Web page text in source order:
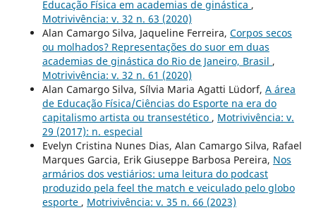
Educação Física em academias de ginástica ,
Motrivivência: v. 32 n. 63 (2020)
Alan Camargo Silva, Jaqueline Ferreira, Corpos secos
ou molhados? Representações do suor em duas
academias de ginástica do Rio de Janeiro, Brasil ,
Motrivivência: v. 32 n. 61 (2020)
Alan Camargo Silva, Sílvia Maria Agatti Lüdorf, A área
de Educação Física/Ciências do Esporte na era do
capitalismo artista ou transestético , Motrivivência: v.
29 (2017): n. especial
Evelyn Cristina Nunes Dias, Alan Camargo Silva, Rafael
Marques Garcia, Erik Giuseppe Barbosa Pereira, Nos
armários dos vestiários: uma leitura do podcast
produzido pela feel the match e veiculado pelo globo
esporte , Motrivivência: v. 35 n. 66 (2023)